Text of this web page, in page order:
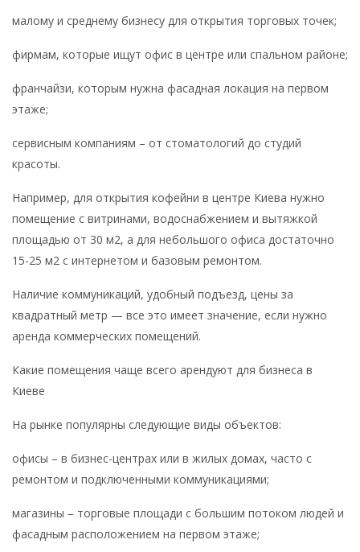
малому и среднему бизнесу для открытия торговых точек;
фирмам, которые ищут офис в центре или спальном районе;
франчайзи, которым нужна фасадная локация на первом
этаже;
сервисным компаниям – от стоматологий до студий
красоты.
Например, для открытия кофейни в центре Киева нужно
помещение с витринами, водоснабжением и вытяжкой
площадью от 30 м2, а для небольшого офиса достаточно
15-25 м2 с интернетом и базовым ремонтом.
Наличие коммуникаций, удобный подъезд, цены за
квадратный метр — все это имеет значение, если нужно
аренда коммерческих помещений.
Какие помещения чаще всего арендуют для бизнеса в
Киеве
На рынке популярны следующие виды объектов:
офисы – в бизнес-центрах или в жилых домах, часто с
ремонтом и подключенными коммуникациями;
магазины – торговые площади с большим потоком людей и
фасадным расположением на первом этаже;